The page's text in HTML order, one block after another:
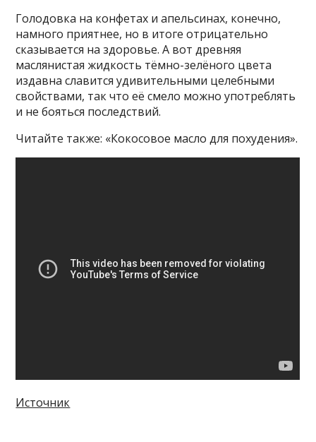
Голодовка на конфетах и апельсинах, конечно,
намного приятнее, но в итоге отрицательно
сказывается на здоровье. А вот древняя
маслянистая жидкость тёмно-зелёного цвета
издавна славится удивительными целебными
свойствами, так что её смело можно употреблять
и не бояться последствий.
Читайте также: «Кокосовое масло для похудения».
Источник